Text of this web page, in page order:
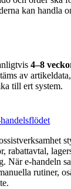
kan handla
4–8
av
till ert system.
rabattavtal,
När e-handeln
rutiner,